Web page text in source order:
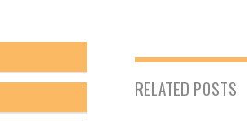
RELATED POSTS